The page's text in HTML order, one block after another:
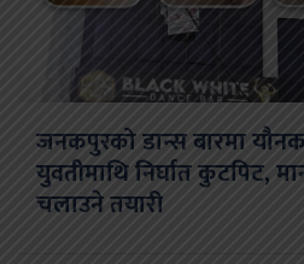
जनकपुरको डान्स बारमा
युवतीमाथि निर्घात कुटपिट,
चलाउने तयारी